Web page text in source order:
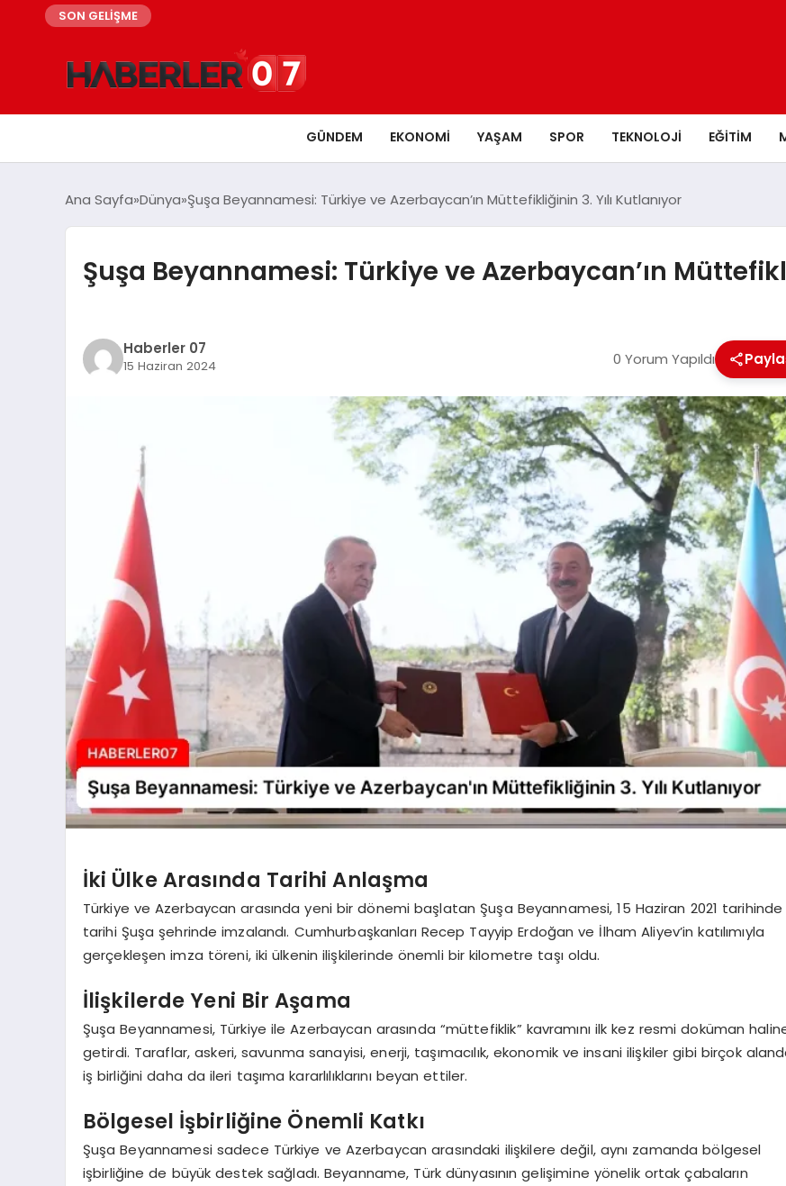
SON GELİŞME
GÜNDEM EKONOMI YAŞAM SPOR TEKNOLOJI EĞITIM
Ana Sayfa Dünya Şuşa Beyannamesi: Türkiye ve Azerbaycan’ın Müttefikliğinin 3. Yılı Kutlanıyor
Şuşa Beyannamesi: Türkiye ve Azerbaycan’ın
Haberler 07
15 Haziran 2024 0 Yorum Yapıldı
İki Ülke Arasında Tarihi Anlaşma
Türkiye ve Azerbaycan arasında yeni bir dönemi başlatan Şuşa Beyannamesi, 15 Haziran 2021 tarihinde
tarihi Şuşa şehrinde imzalandı. Cumhurbaşkanları Recep Tayyip Erdoğan ve İlham Aliyev’in katılımıyla
gerçekleşen imza töreni, iki ülkenin ilişkilerinde önemli bir kilometre taşı oldu.
İlişkilerde Yeni Bir Aşama
Şuşa Beyannamesi, Türkiye ile Azerbaycan arasında “müttefiklik” kavramını ilk kez resmi doküman
getirdi. Taraflar, askeri, savunma sanayisi, enerji, taşımacılık, ekonomik ve insani ilişkiler gibi birçok
iş birliğini daha da ileri taşıma kararlılıklarını beyan ettiler.
Bölgesel İşbirliğine Önemli Katkı
Şuşa Beyannamesi sadece Türkiye ve Azerbaycan arasındaki ilişkilere değil, aynı zamanda bölgesel
işbirliğine de büyük destek sağladı. Beyanname, Türk dünyasının gelişimine yönelik ortak çabaların